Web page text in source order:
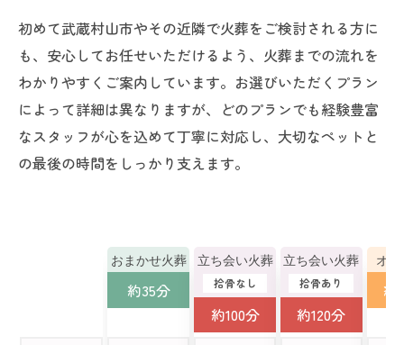
初めて武蔵村山市やその近隣で火葬をご検討される方に
も、安心してお任せいただけるよう、火葬までの流れを
わかりやすくご案内しています。お選びいただくプラン
によって詳細は異なりますが、どのプランでも経験豊富
なスタッフが心を込めて丁寧に対応し、大切なペットと
の最後の時間をしっかり支えます。
おまかせ火葬
約35分
立ち会い火葬
拾骨なし
約100分
立ち会い火葬
拾骨あり
約120分
オ
約